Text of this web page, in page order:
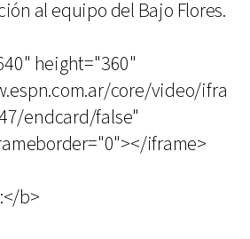
al equipo del Bajo Flores.
height="360"
core/video/ifra
endcard/false"
iframe>
b>